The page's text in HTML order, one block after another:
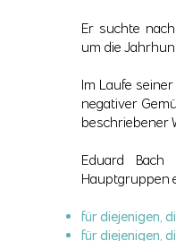
Er suchte
um die
Im Laufe
negativer
beschriebener
Eduard
Hauptgruppen
für diejenigen,
für diejenigen,